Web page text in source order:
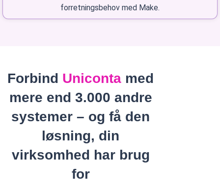
forretningsbehov med Make.
Forbind Uniconta med
mere end 3.000 andre
systemer – og få den
løsning, din
virksomhed har brug
for